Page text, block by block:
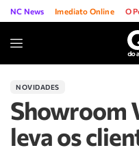
NC News Imediato Online O
NOVIDADES
Showroom
leva os